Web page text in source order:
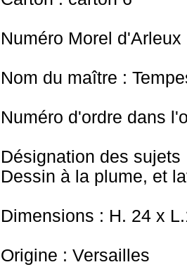
Numéro Morel d'Arleux
Nom du maître :
Numéro d'ordre dans
Désignation des
Dessin à la plume, et
Dimensions : H. 24 x
Origine : Versailles